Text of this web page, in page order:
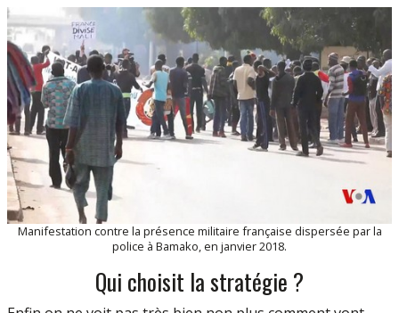
Manifestation contre la présence militaire française dispersée par la
police à Bamako, en janvier 2018.
Qui choisit la stratégie ?